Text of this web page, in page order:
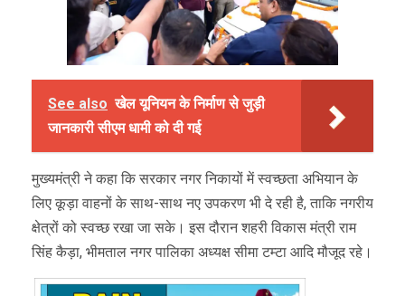
See also खेल यूनियन के निर्माण से जुड़ी
जानकारी सीएम धामी को दी गई
मुख्यमंत्री ने कहा कि सरकार नगर निकायों में स्वच्छता अभियान के
लिए कूड़ा वाहनों के साथ-साथ नए उपकरण भी दे रही है, ताकि नगरीय
क्षेत्रों को स्वच्छ रखा जा सके। इस दौरान शहरी विकास मंत्री राम
सिंह कैड़ा, भीमताल नगर पालिका अध्यक्ष सीमा टम्टा आदि मौजूद रहे।